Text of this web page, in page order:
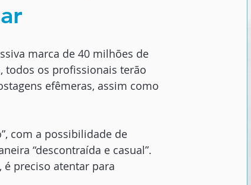
marca de 40 milhões de
todos os profissionais terão
efêmeras, assim como
com a possibilidade de
“descontraída e casual”.
preciso atentar para